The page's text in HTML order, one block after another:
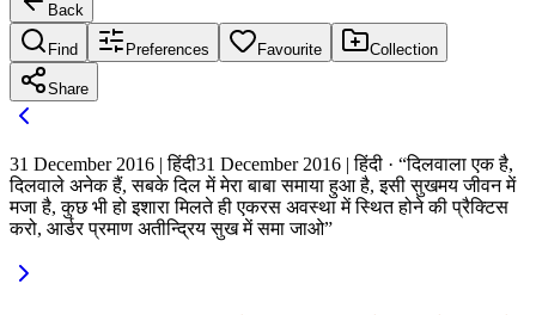
Back
Find Preferences Favourite Collection
Share
31 December 2016 | हिंदी31 December 2016 | हिंदी · “दिलवाला एक है,
दिलवाले अनेक हैं, सबके दिल में मेरा बाबा समाया हुआ है, इसी सुखमय जीवन में
मजा है, कुछ भी हो इशारा मिलते ही एकरस अवस्था में स्थित होने की प्रैक्टिस
करो, आर्डर प्रमाण अतीन्द्रिय सुख में समा जाओ”